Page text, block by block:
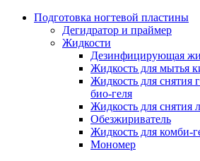
Подготовка ногтевой пластины
Дегидратор и праймер
Жидкости
Дезинфицирующая
Жидкость для мытья
Жидкость для снятия
био-геля
Жидкость для снятия
Обезжириватель
Жидкость для комби-
Мономер